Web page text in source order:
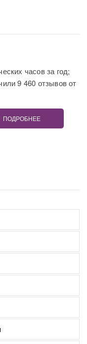
часов за год;
9 460 отзывов от
ПОДРОБНЕЕ